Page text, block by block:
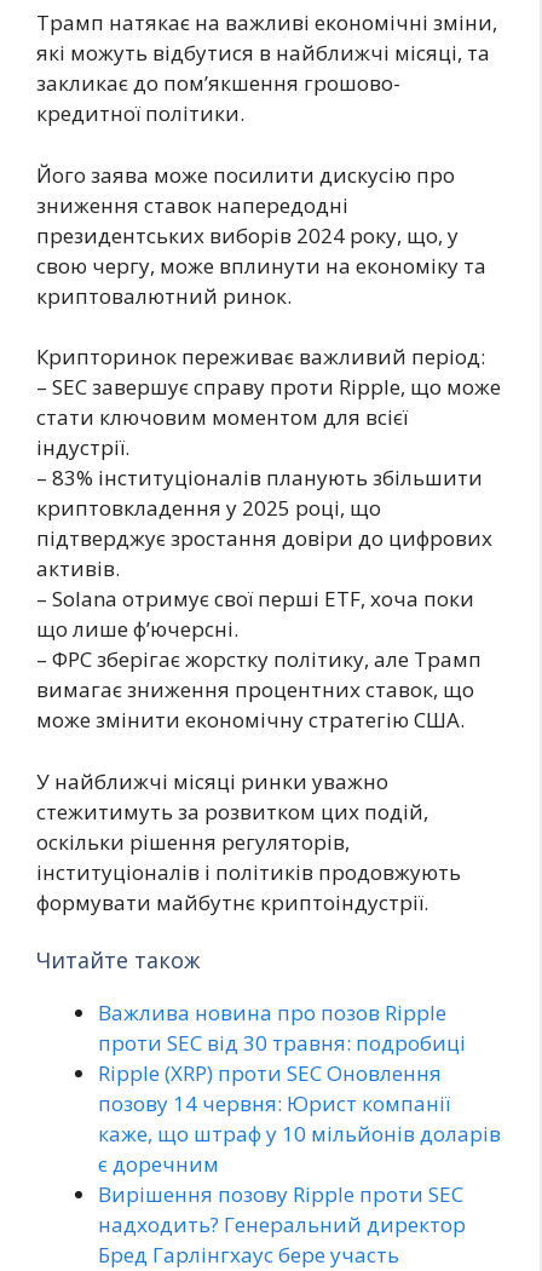
Трамп натякає на важливі економічні зміни,
які можуть відбутися в найближчі місяці, та
закликає до пом’якшення грошово-
кредитної політики.
Його заява може посилити дискусію про
зниження ставок напередодні
президентських виборів 2024 року, що, у
свою чергу, може вплинути на економіку та
криптовалютний ринок.
Крипторинок переживає важливий період:
– SEC завершує справу проти Ripple, що може
стати ключовим моментом для всієї
індустрії.
– 83% інституціоналів планують збільшити
криптовкладення у 2025 році, що
підтверджує зростання довіри до цифрових
активів.
– Solana отримує свої перші ETF, хоча поки
що лише ф’ючерсні.
– ФРС зберігає жорстку політику, але Трамп
вимагає зниження процентних ставок, що
може змінити економічну стратегію США.
У найближчі місяці ринки уважно
стежитимуть за розвитком цих подій,
оскільки рішення регуляторів,
інституціоналів і політиків продовжують
формувати майбутнє криптоіндустрії.
Читайте також
Важлива новина про позов Ripple
проти SEC від 30 травня: подробиці
Ripple (XRP) проти SEC Оновлення
позову 14 червня: Юрист компанії
каже, що штраф у 10 мільйонів доларів
є доречним
Вирішення позову Ripple проти SEC
надходить? Генеральний директор
Бред Гарлінгхаус бере участь